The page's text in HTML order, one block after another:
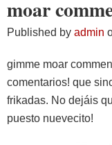
moar
Published by admin
gimme moar
comentarios! que
frikadas. No dejáis
puesto nuevecito!